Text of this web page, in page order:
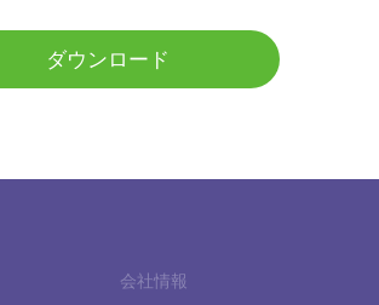
ダウンロード
会社情報